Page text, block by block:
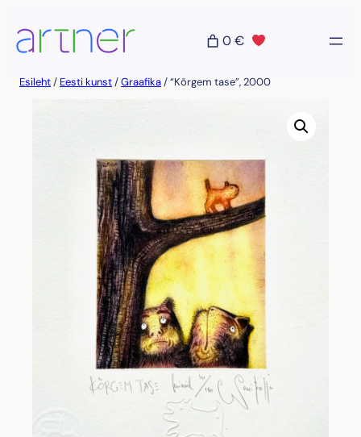
sisu
juurde
0 €
Esileht/ Eesti kunst/Graafika/ “Kõrgem tase”, 2000